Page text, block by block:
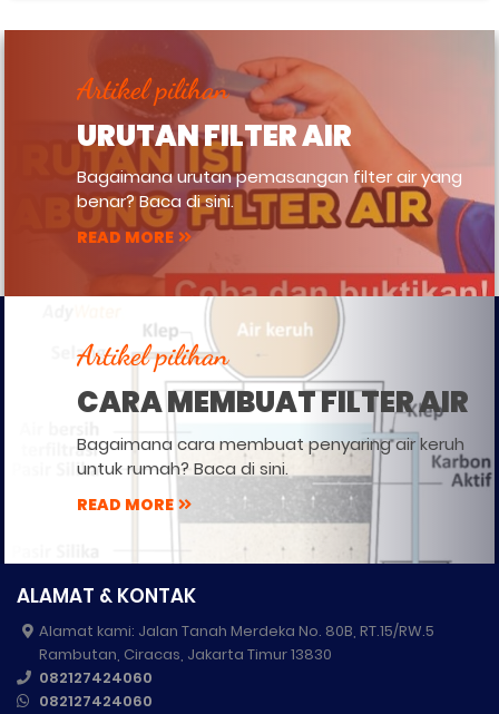
Artikel pilihan
URUTAN FILTER AIR
Bagaimana urutan pemasangan filter air yang
benar? Baca di sini.
READ MORE
Artikel pilihan
CARA MEMBUAT FILTER AIR
Bagaimana cara membuat penyaring air keruh
untuk rumah? Baca di sini.
READ MORE
ALAMAT & KONTAK
Alamat kami: Jalan Tanah Merdeka No. 80B, RT.15/RW.5
Rambutan, Ciracas, Jakarta Timur 13830
082127424060
082127424060